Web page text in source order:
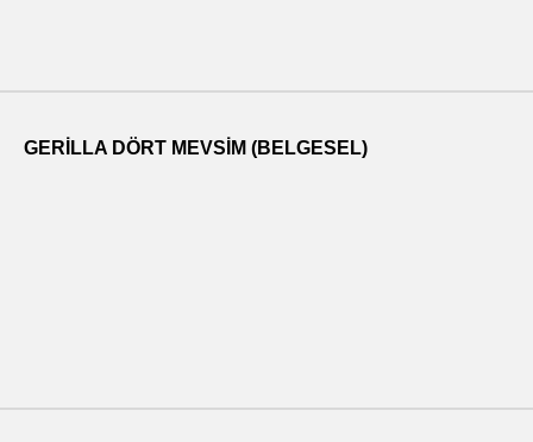
GERILLA DÖRT MEVSIM (BELGESEL)